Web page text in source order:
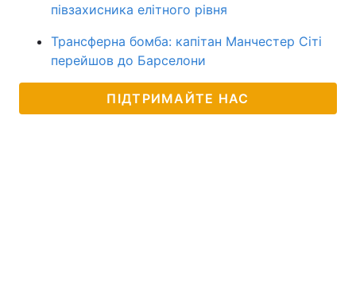
півзахисника елітного рівня
Трансферна бомба: капітан Манчестер Сіті
перейшов до Барселони
ПІДТРИМАЙТЕ НАС